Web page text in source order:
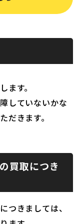
ます。
していないかな
だきます。
買取につき
つきましては、